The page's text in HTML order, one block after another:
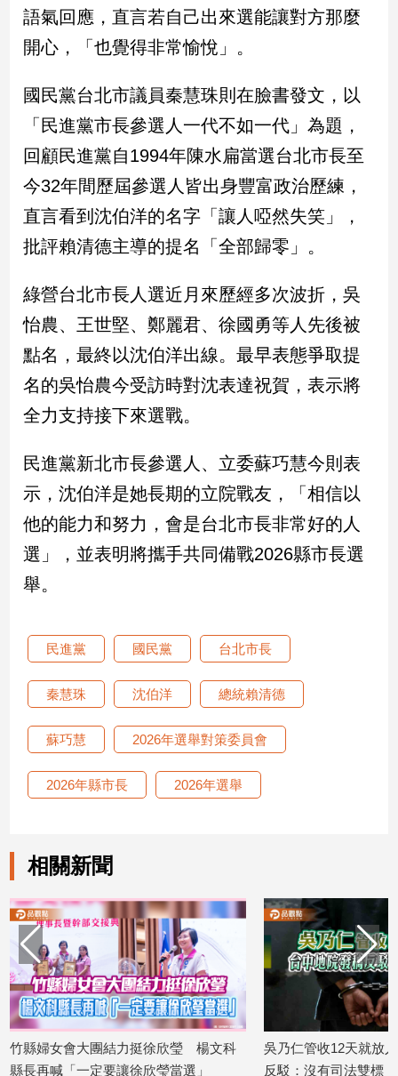
會/
地
方
新
冠
病
專
區
南
灣
觀
南
台
灣
點
娛
樂
娛
聞
流
行/
時
追
星
活
建
築/
室
內
設
計
旅
遊/
美
語氣回應，直言若自己出來選能讓對方那麼
開心，「也覺得非常愉悅」。
國民黨台北市議員秦慧珠則在臉書發文，以
「民進黨市長參選人一代不如一代」為題，
回顧民進黨自1994年陳水扁當選台北市長至
今32年間歷屆參選人皆出身豐富政治歷練，
直言看到沈伯洋的名字「讓人啞然失笑」，
批評賴清德主導的提名「全部歸零」。
綠營台北市長人選近月來歷經多次波折，吳
怡農、王世堅、鄭麗君、徐國勇等人先後被
點名，最終以沈伯洋出線。最早表態爭取提
名的吳怡農今受訪時對沈表達祝賀，表示將
全力支持接下來選戰。
民進黨新北市長參選人、立委蘇巧慧今則表
示，沈伯洋是她長期的立院戰友，「相信以
他的能力和努力，會是台北市長非常好的人
選」，並表明將攜手共同備戰2026縣市長選
舉。
民進黨 國民黨 台北市長
秦慧珠 沈伯洋 總統賴清德
蘇巧慧 2026年選舉對策委員會
2026年縣市長 2026年選舉
相關新聞
竹縣婦女會大團結力挺徐欣瑩 楊文科
縣長再喊「一定要讓徐欣瑩當選」
吳乃仁管收12天就放
反駁：沒有司法雙標